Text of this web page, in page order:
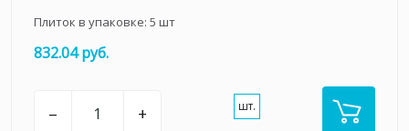
Плиток в упаковке: 5 шт
832.04 руб.
– + шт.